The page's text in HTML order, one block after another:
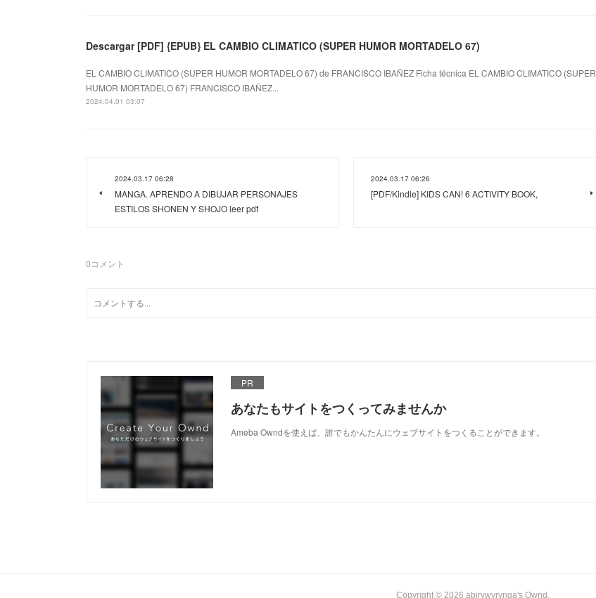
Descargar [PDF] {EPUB} EL CAMBIO CLIMATICO (SUPER HUMOR MORTADELO 67)
EL CAMBIO CLIMATICO (SUPER HUMOR MORTADELO 67) de FRANCISCO IBAÑEZ Ficha técnica EL CAMBIO CLIMATICO (SUPER
HUMOR MORTADELO 67) FRANCISCO IBAÑEZ...
2024.04.01 03:07
2024.03.17 06:28
MANGA. APRENDO A DIBUJAR PERSONAJES
ESTILOS SHONEN Y SHOJO leer pdf
2024.03.17 06:26
[PDF/Kindle] KIDS CAN! 6 ACTIVITY BOOK,
0コメント
PR
あなたもサイトをつくってみませんか
Ameba Owndを使えば、誰でもかんたんにウェブサイトをつくることができます。
Copyright © 2026 abirywyrynga's Ownd .